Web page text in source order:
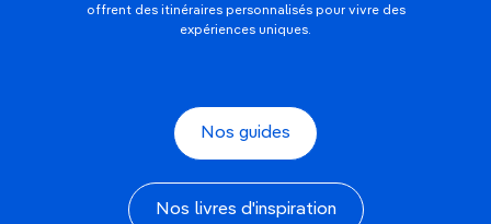
offrent des itinéraires personnalisés pour vivre des
expériences uniques.
Nos guides
Nos livres d'inspiration